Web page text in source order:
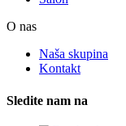
O nas
Naša skupina
Kontakt
Sledite nam na